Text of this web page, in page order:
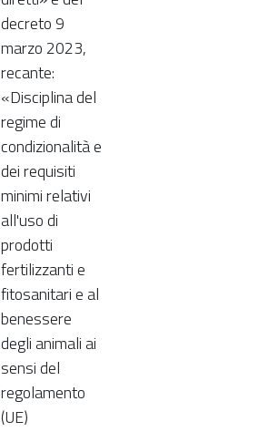
decreto 9
marzo 2023,
recante:
«Disciplina del
regime di
condizionalità e
dei requisiti
minimi relativi
all'uso di
prodotti
fertilizzanti e
fitosanitari e al
benessere
degli animali ai
sensi del
regolamento
(UE)